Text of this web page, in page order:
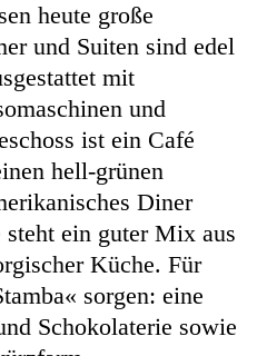
heute große
und Suiten sind edel
mit
und
ist ein Café
hell-grünen
Diner
ein guter Mix aus
Küche. Für
sorgen: eine
Schokolaterie sowie